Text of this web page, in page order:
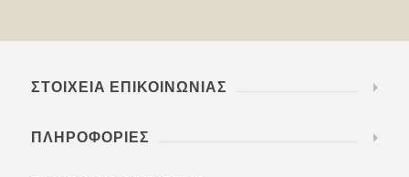
ΣΤΟΙΧΕΊΑ ΕΠΙΚΟΙΝΩΝΊΑΣ
ΠΛΗΡΟΦΟΡΊΕΣ